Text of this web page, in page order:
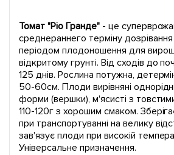
Томат "Ріо Гранде" - це
среднераннего терміну
періодом плодоношення для
відкритому грунті. Від сходів до
125 днів. Рослина потужна,
50-60см. Плоди вирівняні
форми (вершки), м'ясисті з
110-120г з хорошим смаком.
при транспортуванні на велику
зав'язує плоди при високій
Універсальне призначення.